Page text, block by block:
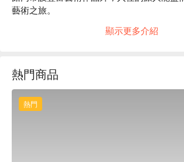
藝術之旅。
苓旅 松山小巨蛋館推薦：位於台北城市中心
苓旅 松山小巨蛋館優惠、苓旅 松山小巨蛋館
松山小巨蛋館休息方案立刻查看⬇︎
顯示更多介紹
熱門商品
熱門